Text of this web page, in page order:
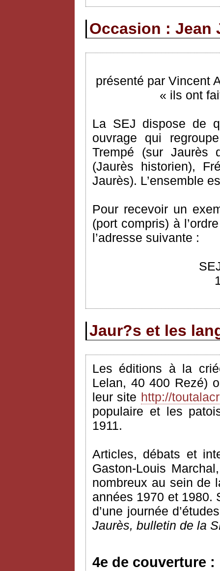
Occasion : Jean
présenté par Vincent
« ils ont
La SEJ dispose de
ouvrage qui
Trempé (sur Jaurès
(Jaurès historien),
Jaurès). L’ensemble
Pour recevoir un
(port compris) à
l’adresse suivante :
Jaur?s et les
Les éditions à la
Lelan, 40 400 Rezé)
leur site http://
populaire et les
1911.
Articles, débats et
Gaston-Louis
nombreux au sein de
années 1970 et 1980.
d’une journée
Jaurès, bulletin de la
4e de couverture :